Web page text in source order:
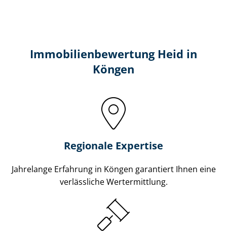
Immobilien­bewertung Heid in
Köngen
Regionale Expertise
Jahrelange Erfahrung in Köngen garantiert Ihnen eine
verlässliche Wertermittlung.